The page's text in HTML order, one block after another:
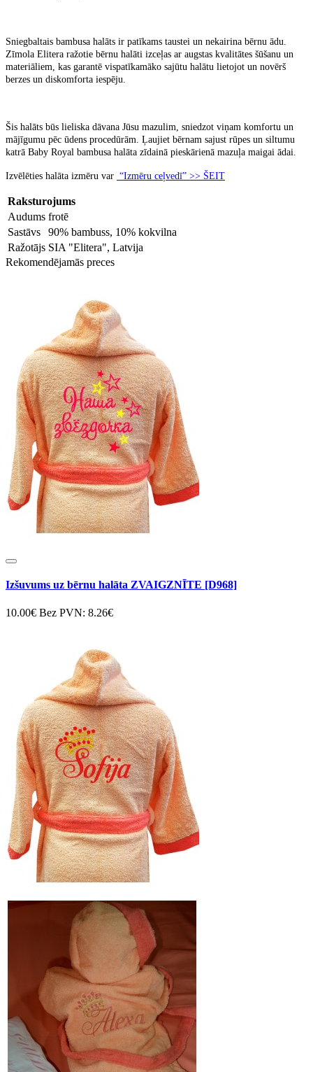
Sniegbaltais bambusa halāts ir patīkams taustei un nekairina bērnu ādu.
Zīmola Elitera ražotie bērnu halāti izceļas ar augstas kvalitātes šūšanu un
materiāliem, kas garantē vispatīkamāko sajūtu halātu lietojot un novērš
berzes un diskomforta iespēju.
Šis halāts būs lieliska dāvana Jūsu mazulim, sniedzot viņam komfortu un
mājīgumu pēc ūdens procedūrām. Ļaujiet bērnam sajust rūpes un siltumu
katrā Baby Royal bambusa halāta zīdainā pieskārienā mazuļa maigai ādai.
Izvēlēties halāta izmēru var “Izmēru ceļvedī” >> ŠEIT
Raksturojums
Audums frotē
Sastāvs
90% bambuss, 10% kokvilna
Ražotājs SIA "Elitera", Latvija
Rekomendējamās preces
Izšuvums uz bērnu halāta ZVAIGZNĪTE [D968]
10.00€ Bez PVN: 8.26€